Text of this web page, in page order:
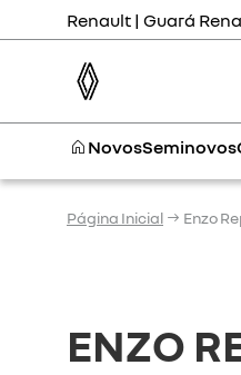
Renault | Guará
NovosSeminovos
Página Inicial Enzo
ENZO